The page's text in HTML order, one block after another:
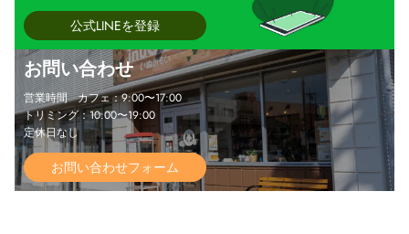
公式LINEを登録
お問い合わせ
営業時間 カフェ：9:00〜17:00
トリミング：10:00〜19:00
定休日なし
お問い合わせフォーム